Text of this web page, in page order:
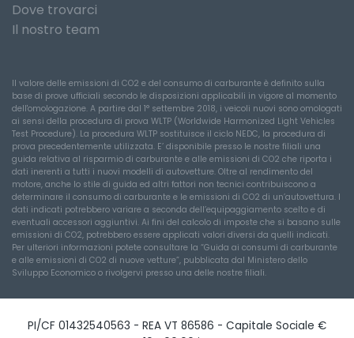
Dove trovarci
Il nostro team
Il valore delle emissioni di CO2 e del consumo di carburante è definito sulla
base di prove ufficiali secondo le disposizioni applicabili in vigore al momento
dell'omologazione. A partire dal 1° settembre 2018, i veicoli nuovi sono omologati
ai sensi della procedura di prova WLTP (Worldwide Harmonized Light Vehicles
Test Procedure). La procedura WLTP sostituisce il ciclo NEDC, la procedura di
prova precedentemente utilizzata. E’ disponibile presso le nostre filiali una
guida relativa al risparmio di carburante e alle emissioni di CO2 che riporta i
dati inerenti a tutti i nuovi modelli di autovetture. Oltre al rendimento del
motore, anche lo stile di guida ed altri fattori non tecnici contribuiscono a
determinare il consumo di carburante e le emissioni di CO2 di un’autovettura. I
dati indicati potrebbero variare a seconda dell’equipaggiamento scelto e di
eventuali accessori aggiuntivi. Ai fini del calcolo di imposte che si basano sulle
emissioni di CO2, potrebbero essere applicati valori diversi da quelli indicati.
Per ulteriori informazioni potete consultare la “Guida ai consumi di carburante
e alle emissioni di CO2 di nuove vetture”, pubblicata dal Ministero dello
Sviluppo Economico o rivolgervi presso una delle nostre filiali.
PI/CF 01432540563 - REA VT 86586 - Capitale Sociale €